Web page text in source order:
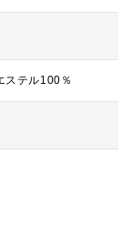
ステル100％